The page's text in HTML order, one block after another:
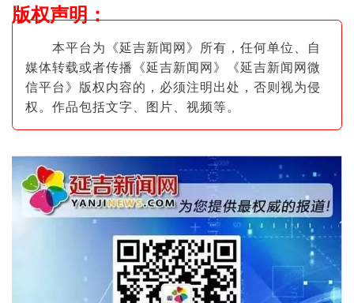
版权声明：
本平台为《延吉新闻网》所有，任何单位、自
媒体转载或者传播《延吉新闻网》《延吉新闻网微
信平台》版权内容的，必须注明出处，否则视为侵
权。作品包括文字、图片 、视频等。